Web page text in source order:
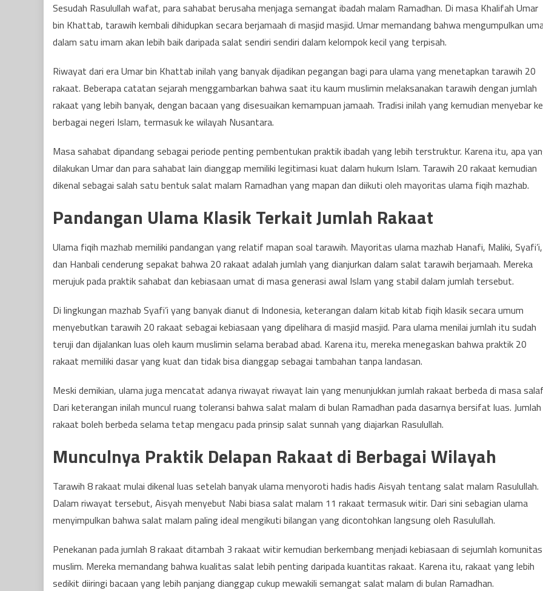
Sesudah Rasulullah wafat, para sahabat berusaha menjaga semangat ibadah malam Ramadhan. Di masa Khalifah Umar
bin Khattab, tarawih kembali dihidupkan secara berjamaah di masjid masjid. Umar memandang bahwa mengumpulkan
dalam satu imam akan lebih baik daripada salat sendiri sendiri dalam kelompok kecil yang terpisah.
Riwayat dari era Umar bin Khattab inilah yang banyak dijadikan pegangan bagi para ulama yang menetapkan tarawih 20
rakaat. Beberapa catatan sejarah menggambarkan bahwa saat itu kaum muslimin melaksanakan tarawih dengan jumlah
rakaat yang lebih banyak, dengan bacaan yang disesuaikan kemampuan jamaah. Tradisi inilah yang kemudian menyebar ke
berbagai negeri Islam, termasuk ke wilayah Nusantara.
Masa sahabat dipandang sebagai periode penting pembentukan praktik ibadah yang lebih terstruktur. Karena itu, apa
dilakukan Umar dan para sahabat lain dianggap memiliki legitimasi kuat dalam hukum Islam. Tarawih 20 rakaat kemudian
dikenal sebagai salah satu bentuk salat malam Ramadhan yang mapan dan diikuti oleh mayoritas ulama fiqih mazhab.
Pandangan Ulama Klasik Terkait Jumlah Rakaat
Ulama fiqih mazhab memiliki pandangan yang relatif mapan soal tarawih. Mayoritas ulama mazhab Hanafi, Maliki, Syafi’i,
dan Hanbali cenderung sepakat bahwa 20 rakaat adalah jumlah yang dianjurkan dalam salat tarawih berjamaah. Mereka
merujuk pada praktik sahabat dan kebiasaan umat di masa generasi awal Islam yang stabil dalam jumlah tersebut.
Di lingkungan mazhab Syafi’i yang banyak dianut di Indonesia, keterangan dalam kitab kitab fiqih klasik secara umum
menyebutkan tarawih 20 rakaat sebagai kebiasaan yang dipelihara di masjid masjid. Para ulama menilai jumlah itu sudah
teruji dan dijalankan luas oleh kaum muslimin selama berabad abad. Karena itu, mereka menegaskan bahwa praktik 20
rakaat memiliki dasar yang kuat dan tidak bisa dianggap sebagai tambahan tanpa landasan.
Meski demikian, ulama juga mencatat adanya riwayat riwayat lain yang menunjukkan jumlah rakaat berbeda di masa
Dari keterangan inilah muncul ruang toleransi bahwa salat malam di bulan Ramadhan pada dasarnya bersifat luas. Jumlah
rakaat boleh berbeda selama tetap mengacu pada prinsip salat sunnah yang diajarkan Rasulullah.
Munculnya Praktik Delapan Rakaat di Berbagai Wilayah
Tarawih 8 rakaat mulai dikenal luas setelah banyak ulama menyoroti hadis hadis Aisyah tentang salat malam Rasulullah.
Dalam riwayat tersebut, Aisyah menyebut Nabi biasa salat malam 11 rakaat termasuk witir. Dari sini sebagian ulama
menyimpulkan bahwa salat malam paling ideal mengikuti bilangan yang dicontohkan langsung oleh Rasulullah.
Penekanan pada jumlah 8 rakaat ditambah 3 rakaat witir kemudian berkembang menjadi kebiasaan di sejumlah komunitas
muslim. Mereka memandang bahwa kualitas salat lebih penting daripada kuantitas rakaat. Karena itu, rakaat yang lebih
sedikit diiringi bacaan yang lebih panjang dianggap cukup mewakili semangat salat malam di bulan Ramadhan.